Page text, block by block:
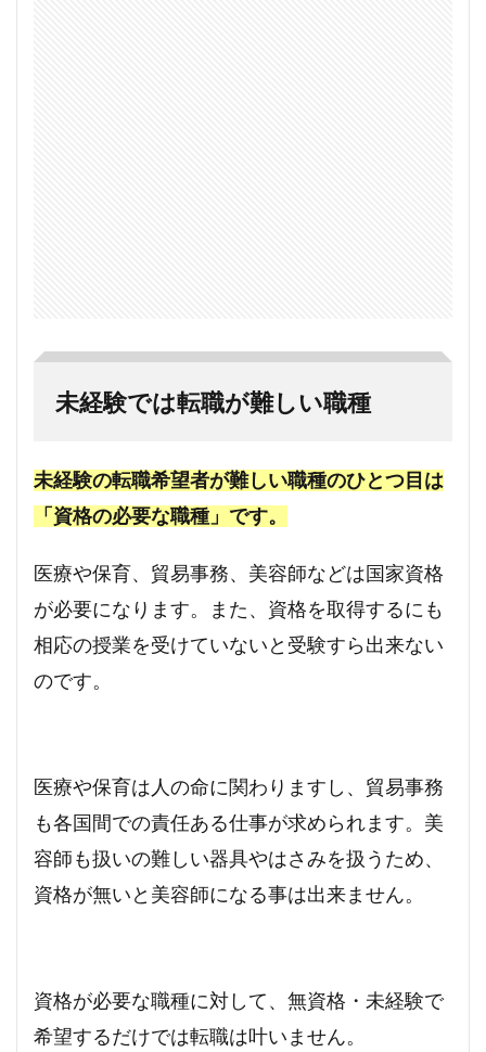
未経験では転職が難しい職種
未経験の転職希望者が難しい職種のひとつ目は
「資格の必要な職種」です。
医療や保育、貿易事務、美容師などは国家資格
が必要になります。また、資格を取得するにも
相応の授業を受けていないと受験すら出来ない
のです。
医療や保育は人の命に関わりますし、貿易事務
も各国間での責任ある仕事が求められます。美
容師も扱いの難しい器具やはさみを扱うため、
資格が無いと美容師になる事は出来ません。
資格が必要な職種に対して、無資格・未経験で
希望するだけでは転職は叶いません。